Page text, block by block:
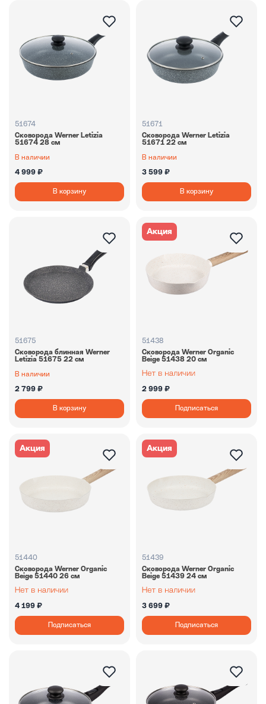
51674
Сковорода Werner Letizia
51674 28 см
В наличии
4 999 ₽
В корзину
51671
Сковорода Werner Letizia
51671 22 см
В наличии
3 599 ₽
В корзину
51675
Сковорода блинная Werner
Letizia 51675 22 см
В наличии
2 799 ₽
В корзину
Акция
51438
Сковорода Werner Organic
Beige 51438 20 см
2 999 ₽
Подписаться
Акция
51440
Сковорода Werner Organic
Beige 51440 26 см
4 199 ₽
Подписаться
Акция
51439
Сковорода Werner Organic
Beige 51439 24 см
3 699 ₽
Подписаться